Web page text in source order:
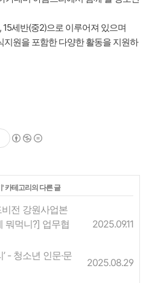
세반(중2)으로 이루어져 있으며
지원을 포함한 다양한 활동을 지원하
' 카테고리의 다른 글
전 강원사업본
뭐먹니?] 업무협
2025.09.11
- 청소년 인문·문
2025.08.29